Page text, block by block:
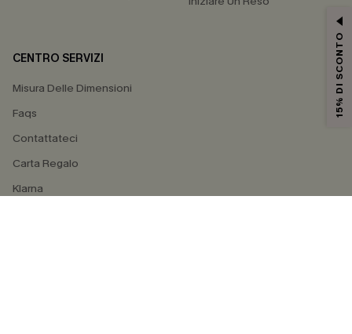
CENTRO SERVIZI
Misura Delle Dimensioni
Faqs
Contattateci
Carta Regalo
Klarna
15% DI SCONTO